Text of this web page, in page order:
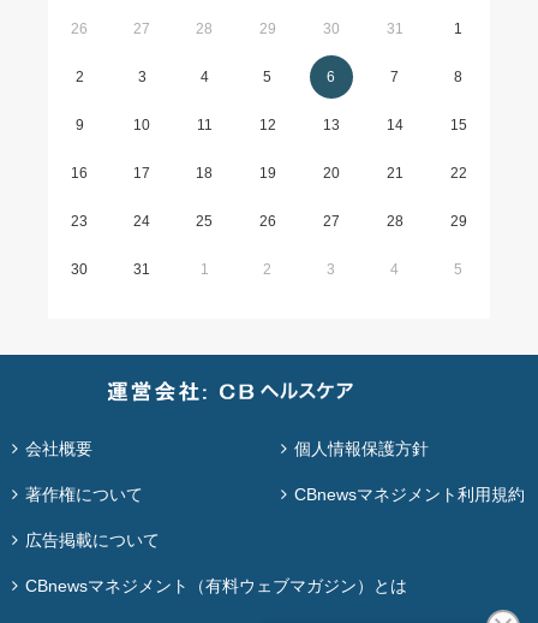
26 27 28 29 30 31 1
2 3 4 5 6 7 8
9 10 11 12 13 14 15
16 17 18 19 20 21 22
23 24 25 26 27 28 29
30 31 1 2 3 4 5
会社概要 個人情報保護方針
著作権について CBnewsマネジメント利用規約
広告掲載について
CBnewsマネジメント（有料ウェブマガジン）とは